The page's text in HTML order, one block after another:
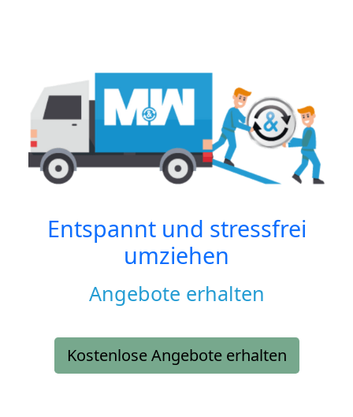
Entspannt und stressfrei
umziehen
Angebote erhalten
Kostenlose Angebote erhalten